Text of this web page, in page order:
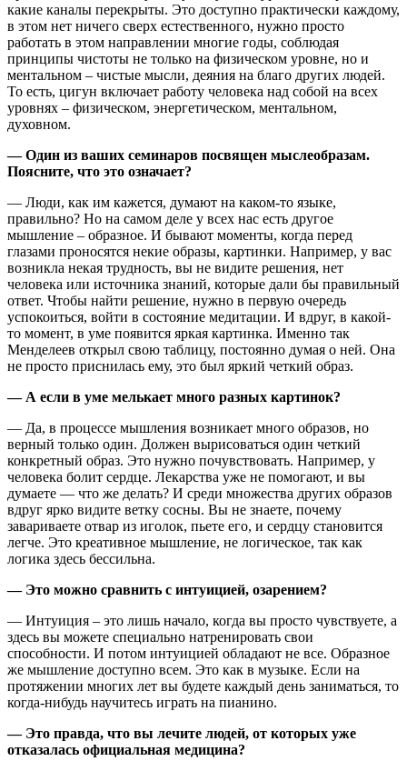
какие каналы перекрыты. Это доступно практически каждому,
в этом нет ничего сверх естественного, нужно просто
работать в этом направлении многие годы, соблюдая
принципы чистоты не только на физическом уровне, но и
ментальном – чистые мысли, деяния на благо других людей.
То есть, цигун включает работу человека над собой на всех
уровнях – физическом, энергетическом, ментальном,
духовном.
— Один из ваших семинаров посвящен мыслеобразам.
Поясните, что это означает?
— Люди, как им кажется, думают на каком-то языке,
правильно? Но на самом деле у всех нас есть другое
мышление – образное. И бывают моменты, когда перед
глазами проносятся некие образы, картинки. Например, у вас
возникла некая трудность, вы не видите решения, нет
человека или источника знаний, которые дали бы правильный
ответ. Чтобы найти решение, нужно в первую очередь
успокоиться, войти в состояние медитации. И вдруг, в какой-
то момент, в уме появится яркая картинка. Именно так
Менделеев открыл свою таблицу, постоянно думая о ней. Она
не просто приснилась ему, это был яркий четкий образ.
— А если в уме мелькает много разных картинок?
— Да, в процессе мышления возникает много образов, но
верный только один. Должен вырисоваться один четкий
конкретный образ. Это нужно почувствовать. Например, у
человека болит сердце. Лекарства уже не помогают, и вы
думаете — что же делать? И среди множества других образов
вдруг ярко видите ветку сосны. Вы не знаете, почему
завариваете отвар из иголок, пьете его, и сердцу становится
легче. Это креативное мышление, не логическое, так как
логика здесь бессильна.
— Это можно сравнить с интуицией, озарением?
— Интуиция – это лишь начало, когда вы просто чувствуете, а
здесь вы можете специально натренировать свои
способности. И потом интуицией обладают не все. Образное
же мышление доступно всем. Это как в музыке. Если на
протяжении многих лет вы будете каждый день заниматься, то
когда-нибудь научитесь играть на пианино.
— Это правда, что вы лечите людей, от которых уже
отказалась официальная медицина?